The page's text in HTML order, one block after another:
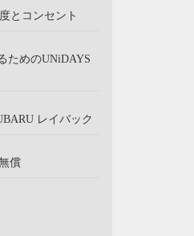
とコンセント
ためのUNiDAYS
レイバック
償